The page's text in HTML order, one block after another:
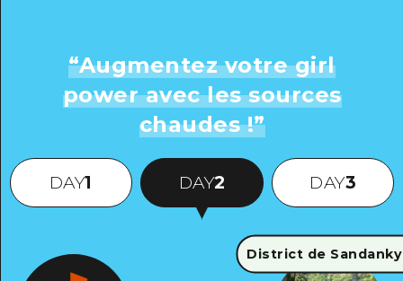
“Augmentez votre girl
power avec les sources
chaudes !”
DAY1 DAY2 DAY3
District de